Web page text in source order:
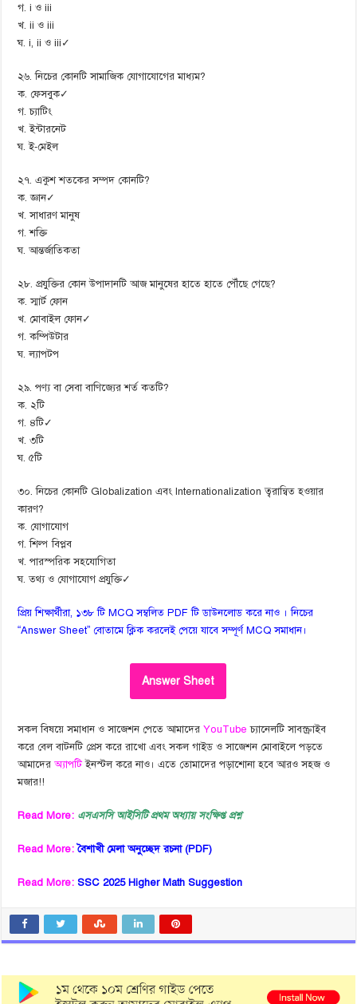
গ. i ও iii
খ. ii ও iii
ঘ. i, ii ও iii✓
২৬. নিচের কোনটি সামাজিক যোগাযোগের মাধ্যম?
ক. ফেসবুক✓
গ. চ্যাটিং
খ. ইন্টারনেট
ঘ. ই-মেইল
২৭. একুশ শতকের সম্পদ কোনটি?
ক. জ্ঞান✓
খ. সাধারণ মানুষ
গ. শক্তি
ঘ. আন্তর্জাতিকতা
২৮. প্রযুক্তির কোন উপাদানটি আজ মানুষের হাতে হাতে পৌঁছে গেছে?
ক. স্মার্ট ফোন
খ. মোবাইল ফোন✓
গ. কম্পিউটার
ঘ. ল্যাপটপ
২৯. পণ্য বা সেবা বাণিজ্যের শর্ত কতটি?
ক. ২টি
গ. ৪টি✓
খ. ৩টি
ঘ. ৫টি
৩০. নিচের কোনটি Globalization এবং Internationalization ত্বরান্বিত হওয়ার
কারণ?
ক. যোগাযোগ
গ. শিল্প বিপ্লব
খ. পারস্পরিক সহযোগিতা
ঘ. তথ্য ও যোগাযোগ প্রযুক্তি✓
প্রিয় শিক্ষার্থীরা, ১৩৮ টি MCQ সম্বলিত PDF টি ডাউনলোড করে নাও । নিচের
“Answer Sheet” বোতামে ক্লিক করলেই পেয়ে যাবে সম্পূর্ণ MCQ সমাধান।
Answer Sheet
সকল বিষয়ে সমাধান ও সাজেশন পেতে আমাদেরYouTube চ্যানেলটি সাবস্ক্রাইব
করে বেল বাটনটি প্রেস করে রাখো এবং সকল গাইড ও সাজেশন মোবাইলে পড়তে
আমাদেরঅ্যাপটিইনস্টল করে নাও। এতে তোমাদের পড়াশোনা হবে আরও সহজ ও
মজার!!
Read More: এসএসসি আইসিটি প্রথম অধ্যায় সংক্ষিপ্ত প্রশ্ন
Read More:বৈশাখী মেলা অনুচ্ছেদ রচনা (PDF)
Read More: SSC 2025 Higher Math Suggestion